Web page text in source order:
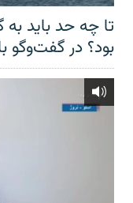
تا چه حد باید
بود؟ در گفت‌وگو